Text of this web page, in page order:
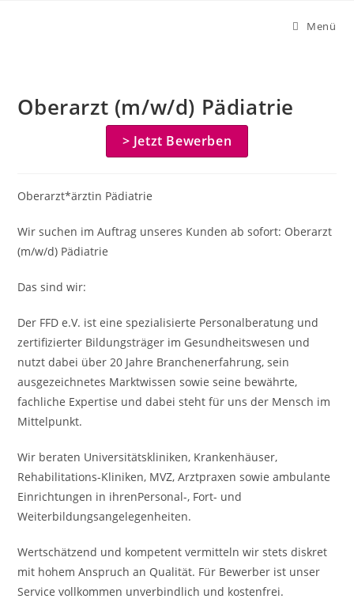
Menü
Oberarzt (m/w/d) Pädiatrie
> Jetzt Bewerben
Oberarzt*ärztin Pädiatrie
Wir suchen im Auftrag unseres Kunden ab sofort: Oberarzt
(m/w/d) Pädiatrie
Das sind wir:
Der FFD e.V. ist eine spezialisierte Personalberatung und
zertifizierter Bildungsträger im Gesundheitswesen und
nutzt dabei über 20 Jahre Branchenerfahrung, sein
ausgezeichnetes Marktwissen sowie seine bewährte,
fachliche Expertise und dabei steht für uns der Mensch im
Mittelpunkt.
Wir beraten Universitätskliniken, Krankenhäuser,
Rehabilitations-Kliniken, MVZ, Arztpraxen sowie ambulante
Einrichtungen in ihrenPersonal-, Fort- und
Weiterbildungsangelegenheiten.
Wertschätzend und kompetent vermitteln wir stets diskret
mit hohem Anspruch an Qualität. Für Bewerber ist unser
Service vollkommen unverbindlich und kostenfrei.